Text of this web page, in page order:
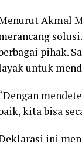
Akmal
pihak.
untuk
kita bisa
ini